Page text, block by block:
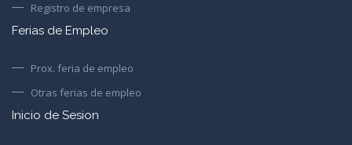
Registro de empresa
Ferias de Empleo
Prox. feria de empleo
Otras ferias de empleo
Inicio de Sesion